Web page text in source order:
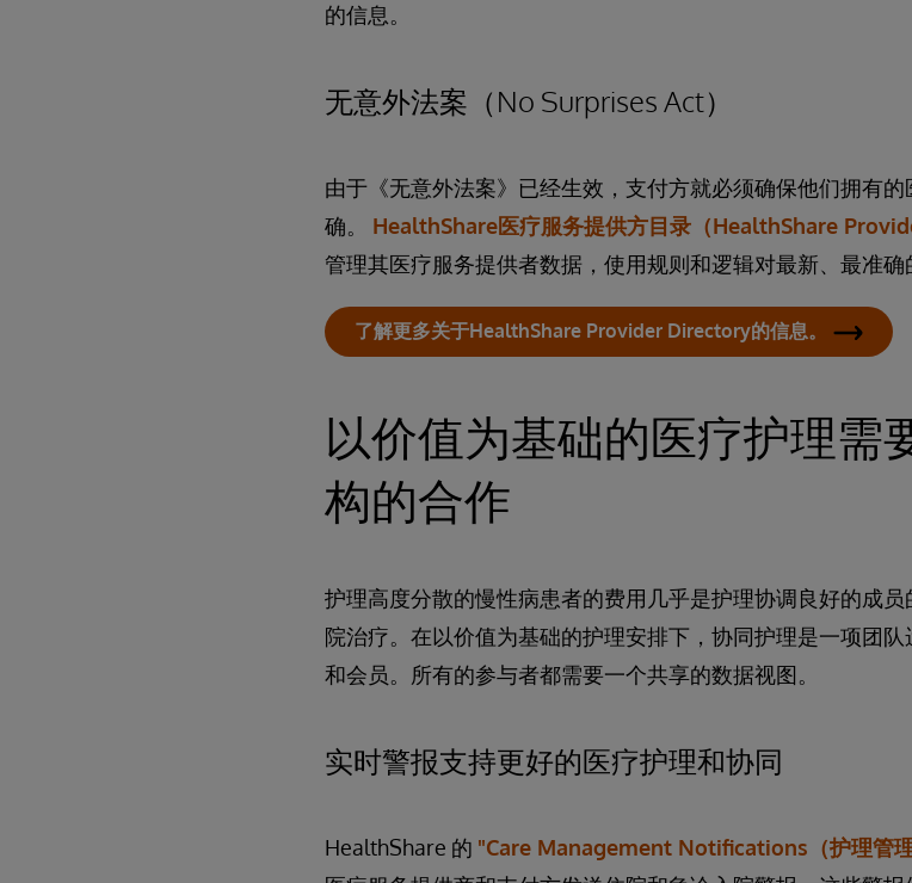
的信息。
无意外法案（No Surprises Act）
由于《无意外法案》已经生效，支付方就必须确保他们拥有
确。 HealthShare医疗服务提供方目录（HealthShare
管理其医疗服务提供者数据，使用规则和逻辑对最新、最准确
了解更多关于HealthShare Provider Directory的信息。
以价值为基础的医疗护理需
构的合作
护理高度分散的慢性病患者的费用几乎是护理协调良好的成
院治疗。在以价值为基础的护理安排下，协同护理是一项团
和会员。所有的参与者都需要一个共享的数据视图。
实时警报支持更好的医疗护理和协同
HealthShare 的 "Care Management Notifications（护理管理